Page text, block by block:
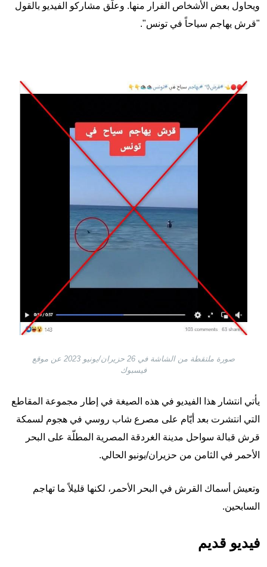
ويحاول بعض الأشخاص الفرار منها. وعلّق مشاركو الفيديو بالقول
"قرش يهاجم سياحاً في تونس".
Image
صورة ملتقطة من الشاشة في 26 حزيران/يونيو 2023 عن موقع
فيسبوك
يأتي انتشار هذا الفيديو في هذه الصيغة في إطار مجموعة المقاطع
التي انتشرت بعد أيّام على مصرع شاب روسي في هجوم لسمكة
قرش قبالة سواحل مدينة الغردقة المصرية المطلّة على البحر
الأحمر في الثامن من حزيران/يونيو الحالي.
وتعيش أسماك القرش في البحر الأحمر، لكنها قليلاً ما تهاجم
السابحين.
فيديو قديم